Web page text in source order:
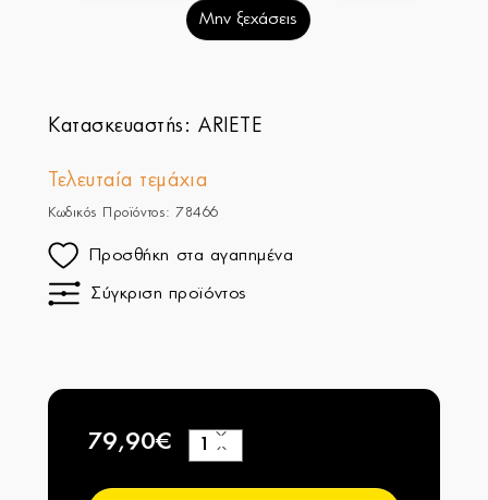
Μην ξεχάσεις
Κατασκευαστής:ARIETE
Τελευταία τεμάχια
Κωδικός Προϊόντος: 78466
Προσθήκη στα αγαπημένα
Σύγκριση προϊόντος
79,90€
−
+